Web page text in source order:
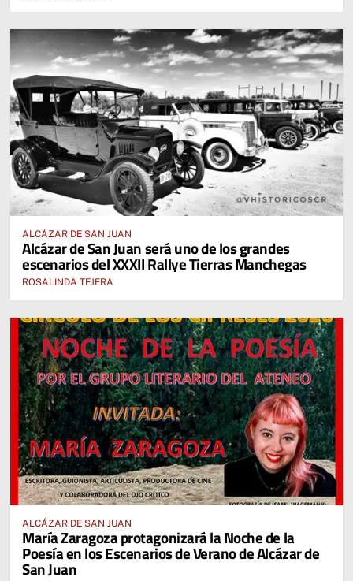
ALCÁZAR DE SAN JUAN
Alcázar de San Juan será uno de los grandes
escenarios del XXXII Rallye Tierras Manchegas
ROSALINDA TEJERA
ALCÁZAR DE SAN JUAN
María Zaragoza protagonizará la Noche de la
Poesía en los Escenarios de Verano de Alcázar de
San Juan